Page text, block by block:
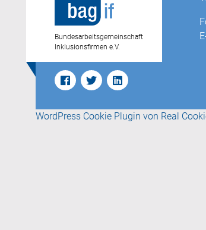
Bundesarbeitsgemeinschaft
Inklusionsfirmen e.V.
WordPress Cookie Plugin von Real